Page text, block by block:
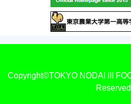
Copyright©TOKYO NODAI III